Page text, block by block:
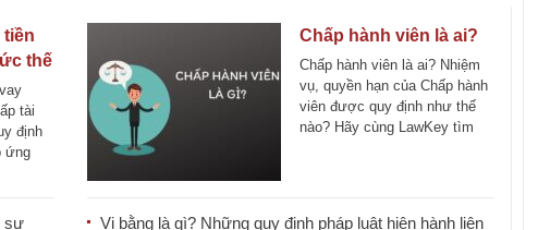
tiền
thế
tài
định
ứng
sự
Chấp hành viên là ai?
Chấp hành viên là ai? Nhiệm
vụ, quyền hạn của Chấp hành
viên được quy định như thế
nào? Hãy cùng LawKey tìm
Vi bằng là gì? Những quy định pháp luật hiện hành liên